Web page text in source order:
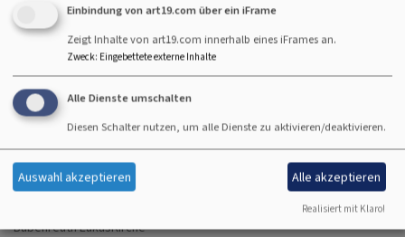
Veranstaltungen Bubenreuth
So, 16.8. 10:30 Uhr
Gottesdienst
Pfarrerin Julia Schwab
Bubenreuth
So, 23.8. 10:30 Uhr
Gottesdienst
BubenreuthLukasKirche
Einbindung von art19.com über ein iFrame
Zeigt Inhalte von art19.com innerhalb eines iFrames an.
Zweck: Eingebettete externe Inhalte
Alle Dienste umschalten
Diesen Schalter nutzen, um alle Dienste zu aktivieren/deaktivieren.
Auswahl akzeptieren Alle akzeptieren
Realisiert mit Klaro!